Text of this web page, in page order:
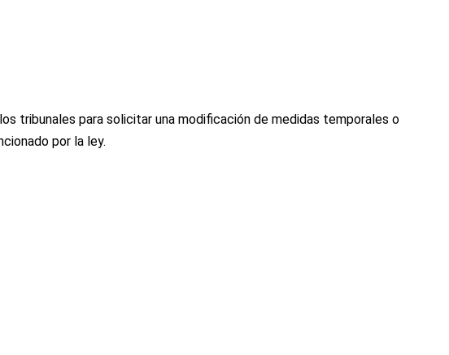
tribunales para solicitar una modificación de medidas temporales o
por la ley.